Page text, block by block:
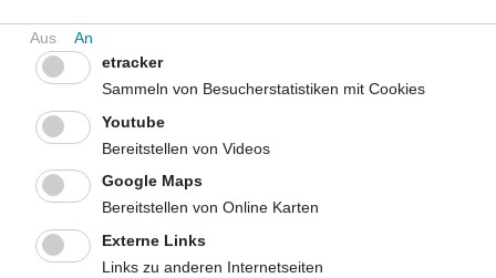
etracker
Sammeln von Besucherstatistiken mit Cookies
Youtube
Bereitstellen von Videos
Google Maps
Bereitstellen von Online Karten
Externe Links
Links zu anderen Internetseiten